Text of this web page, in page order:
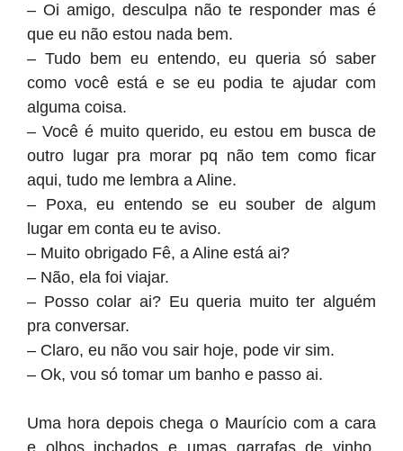
– Oi amigo, desculpa não te responder mas é
que eu não estou nada bem.
– Tudo bem eu entendo, eu queria só saber
como você está e se eu podia te ajudar com
alguma coisa.
– Você é muito querido, eu estou em busca de
outro lugar pra morar pq não tem como ficar
aqui, tudo me lembra a Aline.
– Poxa, eu entendo se eu souber de algum
lugar em conta eu te aviso.
– Muito obrigado Fê, a Aline está ai?
– Não, ela foi viajar.
– Posso colar ai? Eu queria muito ter alguém
pra conversar.
– Claro, eu não vou sair hoje, pode vir sim.
– Ok, vou só tomar um banho e passo ai.
Uma hora depois chega o Maurício com a cara
e olhos inchados e umas garrafas de vinho,